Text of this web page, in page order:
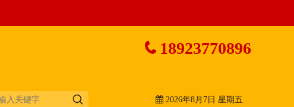
18923770896
2026年8月7日 星期五